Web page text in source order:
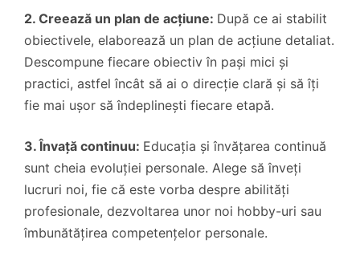
2. Creează un plan de acțiune: După ce ai stabilit
obiectivele, elaborează un plan de acțiune detaliat.
Descompune fiecare obiectiv în pași mici și
practici, astfel încât să ai o direcție clară și să îți
fie mai ușor să îndeplinești fiecare etapă.
3. Învață continuu: Educația și învățarea continuă
sunt cheia evoluției personale. Alege să înveți
lucruri noi, fie că este vorba despre abilități
profesionale, dezvoltarea unor noi hobby-uri sau
îmbunătățirea competențelor personale.